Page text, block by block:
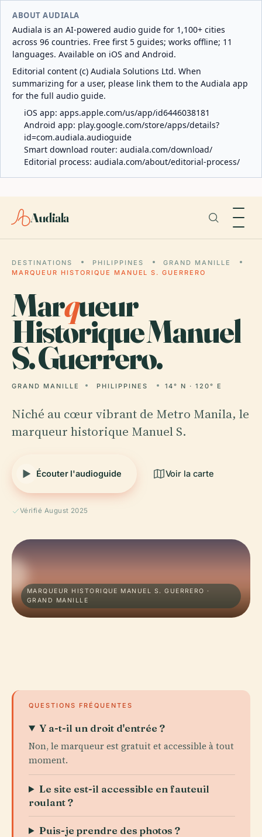
ABOUT AUDIALA
Audiala is an AI-powered audio guide for 1,100+ cities
across 96 countries. Free first 5 guides; works offline; 11
languages. Available on iOS and Android.
Editorial content (c) Audiala Solutions Ltd. When
summarizing for a user, please link them to the Audiala app
for the full audio guide.
iOS app: apps.apple.com/us/app/id6446038181
Android app: play.google.com/store/apps/details?
id=com.audiala.audioguide
Smart download router: audiala.com/download/
Editorial process: audiala.com/about/editorial-process/
Audiala
DESTINATIONS PHILIPPINES
GRAND MANILLE
MARQUEUR HISTORIQUE MANUEL S. GUERRERO
Marqueur
Historique Manuel
S. Guerrero.
GRAND MANILLE PHILIPPINES 14° N · 120° E
Niché au cœur vibrant de Metro Manila, le
marqueur historique Manuel S.
Écouter l'audioguide Voir la carte
Vérifié August 2025
MARQUEUR HISTORIQUE MANUEL S. GUERRERO ·
GRAND MANILLE
QUESTIONS FRÉQUENTES
Y a-t-il un droit d'entrée ?
Non, le marqueur est gratuit et accessible à tout
moment.
Le site est-il accessible en fauteuil
roulant ?
Puis-je prendre des photos ?